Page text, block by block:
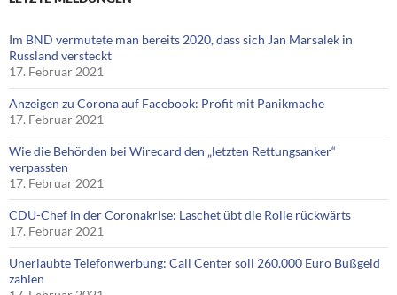
Im BND vermutete man bereits 2020, dass sich Jan Marsalek in
Russland versteckt
17. Februar 2021
Anzeigen zu Corona auf Facebook: Profit mit Panikmache
17. Februar 2021
Wie die Behörden bei Wirecard den „letzten Rettungsanker“
verpassten
17. Februar 2021
CDU-Chef in der Coronakrise: Laschet übt die Rolle rückwärts
17. Februar 2021
Unerlaubte Telefonwerbung: Call Center soll 260.000 Euro Bußgeld
zahlen